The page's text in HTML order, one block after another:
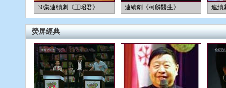
30集連續劇《王昭君》 連續劇《柯麟醫生》 連續
熒屏經典